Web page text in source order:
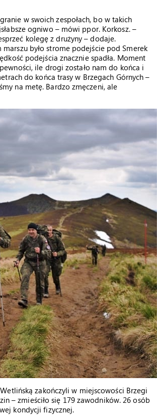
w swoich zespołach, bo w takich
ogniwo – mówi ppor. Korkosz. –
kolegę z drużyny – dodaje.
było strome podejście pod Smerek
podejścia znacznie spadła. Moment
ile drogi zostało nam do końca i
do końca trasy w Brzegach Górnych –
na metę. Bardzo zmęczeni, ale
Wetlińską zakończyli w miejscowości Brzegi
– zmieściło się 179 zawodników. 26 osób
kondycji fizycznej.